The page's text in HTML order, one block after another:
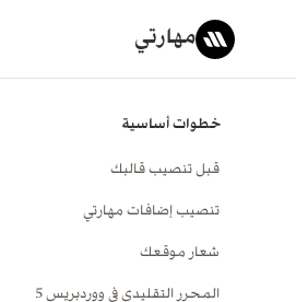
مهارتي
خطوات أساسية
قبل تنصيب قالبك
تنصيب إضافات مهارتي
شعار موقعك
المحرر التقليدي في ووردبريس 5